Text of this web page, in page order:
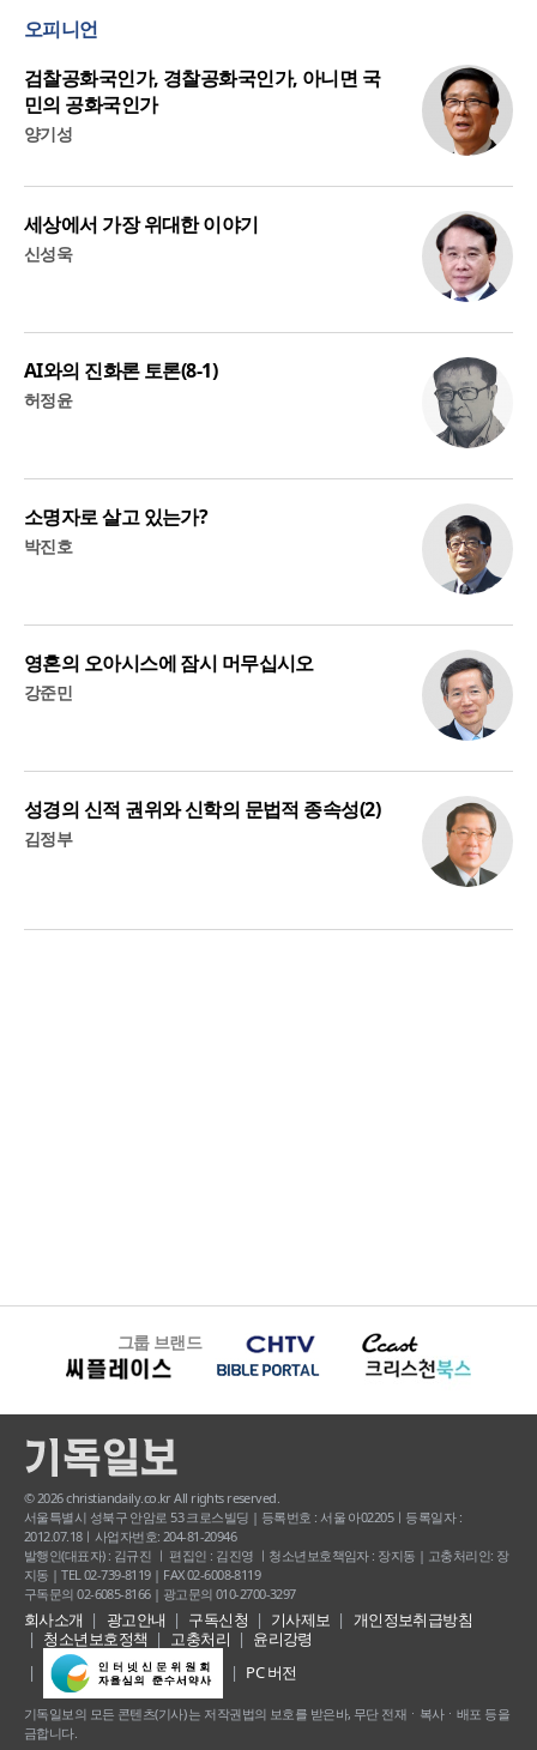
오피니언
검찰공화국인가, 경찰공화국인가, 아니면 국
민의 공화국인가
양기성
세상에서 가장 위대한 이야기
신성욱
AI와의 진화론 토론(8-1)
허정윤
소명자로 살고 있는가?
박진호
영혼의 오아시스에 잠시 머무십시오
강준민
성경의 신적 권위와 신학의 문법적 종속성(2)
김정부
그룹 브랜드
© 2026 christiandaily.co.kr All rights reserved.
서울특별시 성북구 안암로 53 크로스빌딩 | 등록번호 : 서울 아02205ㅣ등록일자 :
2012.07.18ㅣ사업자번호: 204-81-20946
발행인(대표자) : 김규진 ㅣ 편집인 : 김진영 ㅣ청소년보호책임자 : 장지동 | 고충처리인: 장
지동 | TEL 02-739-8119 | FAX 02-6008-8119
구독문의 02-6085-8166 | 광고문의 010-2700-3297
회사소개 광고안내 구독신청 기사제보
개인정보취급방침
청소년보호정책
고충처리
윤리강령
PC 버전
기독일보의 모든 콘텐츠(기사) 는 저작권법의 보호를 받은바, 무단 전재ㆍ복사ㆍ배포 등을
금합니다.